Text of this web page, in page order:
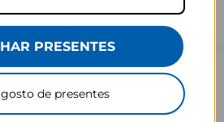
dos consumidores
PRESENTES
de presentes